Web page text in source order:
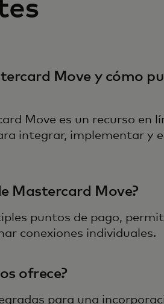
Move y cómo
Move es un recurso en
integrar, implementar y
Mastercard Move?
puntos de pago,
conexiones individuales.
ofrece?
para una